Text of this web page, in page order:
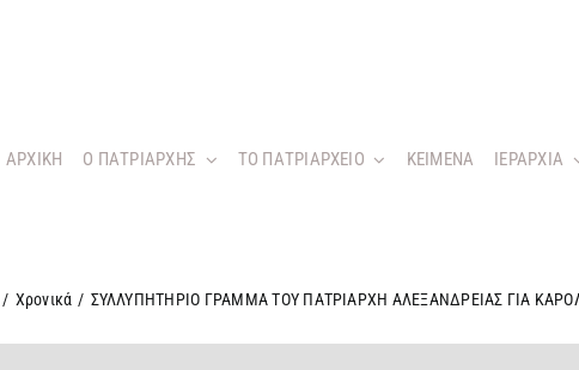
ΑΡΧΙΚΗ O ΠΑΤΡΙΑΡΧΗΣ ΤΟ ΠΑΤΡΙΑΡΧΕΙΟ KEIMENA ΙΕΡΑΡΧΙΑ
/ Χρονικά / ΣΥΛΛΥΠΗΤΗΡΙΟ ΓΡΑΜΜΑ ΤΟΥ ΠΑΤΡΙΑΡΧΗ ΑΛΕΞΑΝΔΡΕΙΑΣ ΓΙΑ